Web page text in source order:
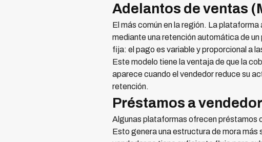
Adelantos de ventas
El más común en la región. La
mediante una retención automática de
fija: el pago es variable y proporcional a
Este modelo tiene la ventaja de que la
aparece cuando el vendedor reduce su
retención.
Préstamos a
Algunas plataformas ofrecen préstamos
Esto genera una estructura de mora